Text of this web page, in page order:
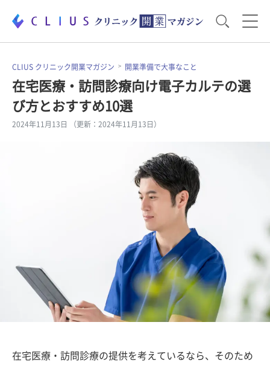
お役立ち資料 運営・経営のポイント
開業医のリアル
医療機器・事務機器
セミナー
CLIUS クリニック開業マガジン 開業準備で大事なこと
在宅医療・訪問診療向け電子カルテの選
び方とおすすめ10選
2024年11月13日 （更新：2024年11月13日）
在宅医療・訪問診療の提供を考えているなら、そのため